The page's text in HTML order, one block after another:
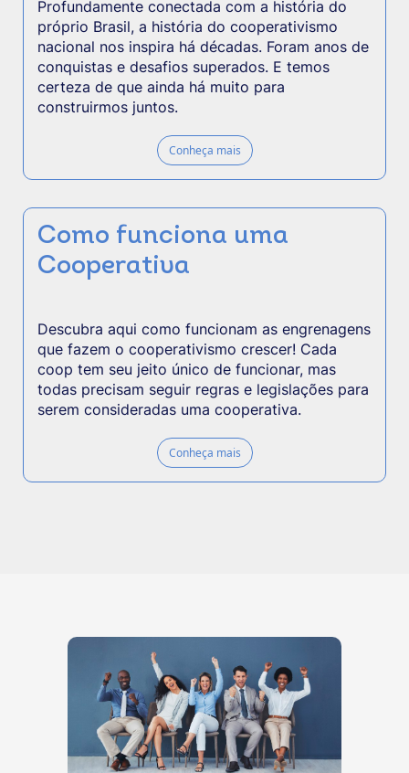
Profundamente conectada com a história do
próprio Brasil, a história do cooperativismo
nacional nos inspira há décadas. Foram anos de
conquistas e desafios superados. E temos
certeza de que ainda há muito para
construirmos juntos.
Conheça mais
Como funciona uma
Cooperativa
Descubra aqui como funcionam as engrenagens
que fazem o cooperativismo crescer! Cada
coop tem seu jeito único de funcionar, mas
todas precisam seguir regras e legislações para
serem consideradas uma cooperativa.
Conheça mais